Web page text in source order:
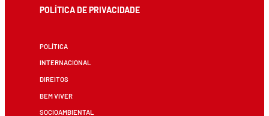
POLÍTICA DE PRIVACIDADE
POLÍTICA
INTERNACIONAL
DIREITOS
BEM VIVER
SOCIOAMBIENTAL